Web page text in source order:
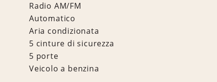
Radio AM/FM
Automatico
Aria condizionata
5 cinture di sicurezza
5 porte
Veicolo a benzina